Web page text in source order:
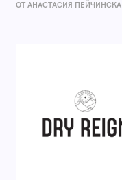
ОТ AНАСТАСИЯ ПЕЙЧИНСКА